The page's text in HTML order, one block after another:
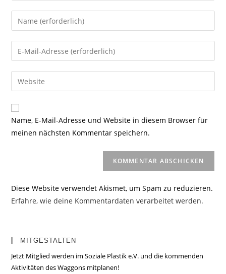
Gib
deinen
Namen
oder
zum
Kommentieren
ein
Gib
deine
E-
Mail-
zum
Kommentieren
ein
Gib
deine
Website-
URL
Name, E-Mail-Adresse und Website in diesem Browser für
meinen nächsten Kommentar speichern.
Diese Website verwendet Akismet, um Spam zu reduzieren.
Erfahre, wie deine Kommentardaten verarbeitet werden.
MITGESTALTEN
Jetzt Mitglied werden im Soziale Plastik e.V. und die kommenden
Aktivitäten des Waggons mitplanen!